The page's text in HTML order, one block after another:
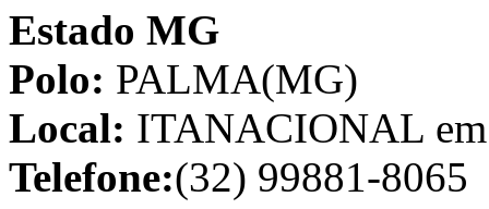
Estado MG
Polo: PALMA(MG)
Local: ITANACIONAL
Telefone:(32) 99881-8065